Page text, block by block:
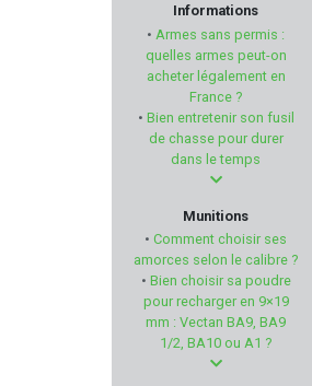
BENELLI
STETSON COMPANY
TOZ
KINETIC DG
MAUSER
FORTIFY
Informations
• Armes sans permis :
quelles armes peut-on
acheter légalement en
France ?
• Bien entretenir son fusil
de chasse pour durer
dans le temps
Munitions
• Comment choisir ses
amorces selon le calibre ?
• Bien choisir sa poudre
pour recharger en 9×19
mm : Vectan BA9, BA9
1/2, BA10 ou A1 ?